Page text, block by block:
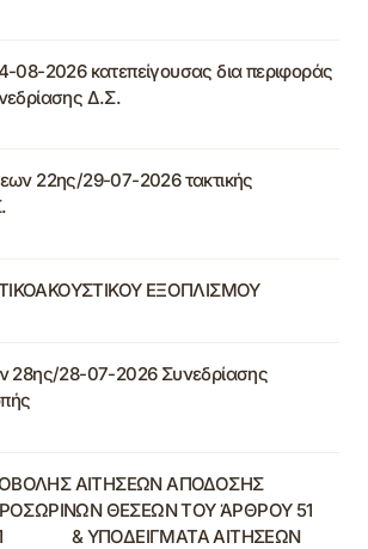
2026 κατεπείγουσας δια περιφοράς
Δ.Σ.
22ης/29-07-2026 τακτικής
ΕΞΟΠΛΙΣΜΟΥ
28ης/28-07-2026 Συνεδρίασης
ΑΙΤΗΣΕΩΝ ΑΠΟΔΟΣΗΣ
ΘΕΣΕΩΝ ΤΟΥ ΆΡΘΡΟΥ 51
& ΥΠΟΔΕΙΓΜΑΤΑ ΑΙΤΗΣΕΩΝ